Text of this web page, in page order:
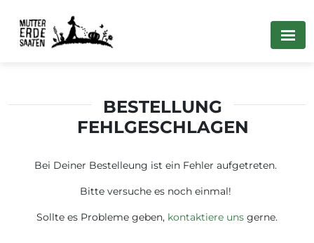
BESTELLUNG
FEHLGESCHLAGEN
Bei Deiner Bestelleung ist ein Fehler aufgetreten.
Bitte versuche es noch einmal!
Sollte es Probleme geben, kontaktiere uns gerne.